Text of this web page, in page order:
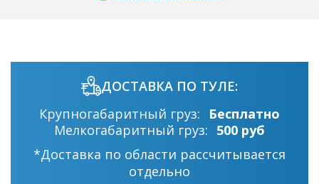
ДОСТАВКА ПО ТУЛЕ:
Крупногабаритный груз:
Бесплатно
Мелкогабаритный груз: 500 руб
*Доставка по области рассчитывается
отдельно